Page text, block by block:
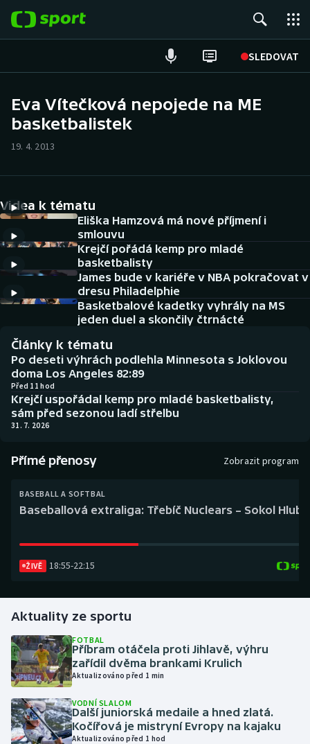
SLEDOVAT
Hokej
Cyklistika
DALŠÍ SPORTY
Americký fotbal
Baseball a softbal
Basketbal
Biatlon
Boby a skeleton
Box
Golf
Gymnastika
Házená
Jezdectví
NEPŘEHLÉDNĚTE
Historické návraty
Aplikace ČT sport
AZ kvíz
Eva Vítečková nepojede na ME
basketbalistek
19. 4. 2013
Videa k tématu
Eliška Hamzová má nové příjmení i
smlouvu
Krejčí pořádá kemp pro mladé
basketbalisty
James bude v kariéře v NBA pokračovat v
dresu Philadelphie
Basketbalové kadetky vyhrály na MS
jeden duel a skončily čtrnácté
Články k tématu
Po deseti výhrách podlehla Minnesota s Joklovou
doma Los Angeles 82:89
Před 11 hod
Krejčí uspořádal kemp pro mladé basketbalisty,
sám před sezonou ladí střelbu
31. 7. 2026
Přímé přenosy Zobrazit program
BASEBALL A SOFTBAL
Baseballová extraliga: Třebíč Nuclears – Sokol
ŽIVĚ 18:55-22:15
Aktuality ze sportu
FOTBAL
Příbram otáčela proti Jihlavě, výhru
zařídil dvěma brankami Krulich
Aktualizováno před 1 min
VODNÍ SLALOM
Další juniorská medaile a hned zlatá.
Kočířová je mistryní Evropy na kajaku
Aktualizováno před 1 hod